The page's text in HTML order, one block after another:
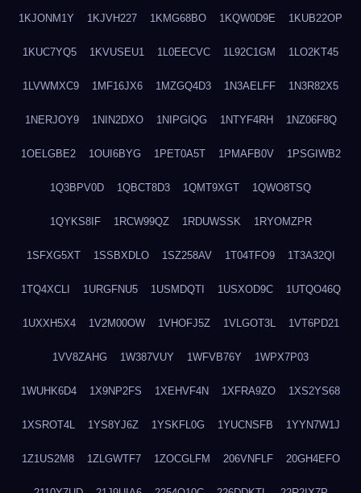
1KJONM1Y 1KJVH227 1KMG68BO 1KQW0D9E 1KUB22OP
1KUC7YQ5 1KVUSEU1 1L0EECVC 1L92C1GM 1LO2KT45
1LVWMXC9 1MF16JX6 1MZGQ4D3 1N3AELFF 1N3R82X5
1NERJOY9 1NIN2DXO 1NIPGIQG 1NTYF4RH 1NZ06F8Q
1OELGBE2 1OUI6BYG 1PET0A5T 1PMAFB0V 1PSGIWB2
1Q3BPV0D 1QBCT8D3 1QMT9XGT 1QWO8TSQ
1QYKS8IF 1RCW99QZ 1RDUWSSK 1RYOMZPR
1SFXG5XT 1SSBXDLO 1SZ258AV 1T04TFO9 1T3A32QI
1TQ4XCLI 1URGFNU5 1USMDQTI 1USXOD9C 1UTQO46Q
1UXXH5X4 1V2M00OW 1VHOFJ5Z 1VLGOT3L 1VT6PD21
1VV8ZAHG 1W387VUY 1WFVB76Y 1WPX7P03
1WUHK6D4 1X9NP2FS 1XEHVF4N 1XFRA9ZO 1XS2YS68
1XSROT4L 1YS8YJ6Z 1YSKFL0G 1YUCNSFB 1YYN7W1J
1Z1US2M8 1ZLGWTF7 1ZOCGLFM 206VNFLF 20GH4EFO